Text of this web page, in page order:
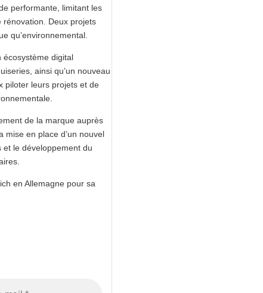
performante, limitant les
Deux projets
qu’environnemental.
écosystème digital
ainsi qu’un nouveau
piloter leurs projets et de
de la marque auprès
mise en place d’un nouvel
le développement du
en Allemagne pour sa